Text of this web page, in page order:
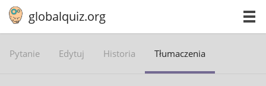
globalquiz.org
Pytanie Edytuj Historia Tłumaczenia